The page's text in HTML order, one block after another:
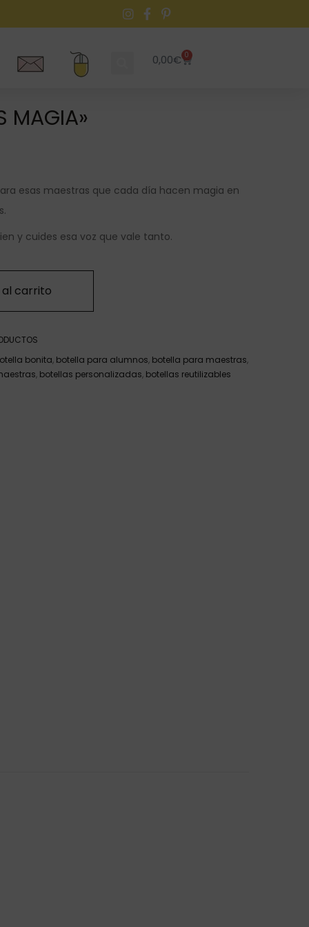
0,00€ 0
MAGIA»
esas maestras que cada día hacen magia en
y cuides esa voz que vale tanto.
carrito
bonita, botella para alumnos, botella para maestras,
, botellas personalizadas, botellas reutilizables